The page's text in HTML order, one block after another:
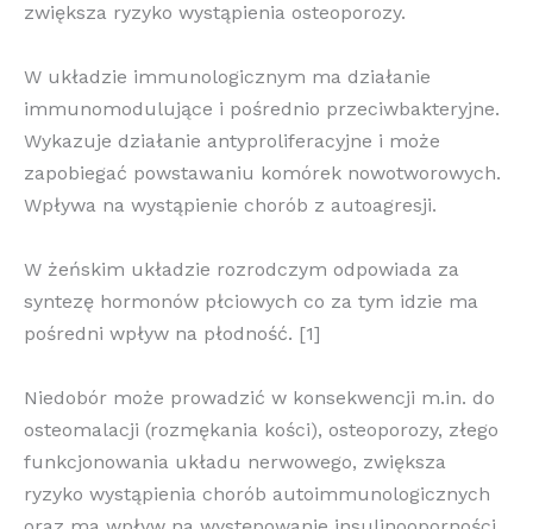
zwiększa ryzyko wystąpienia osteoporozy.
W układzie immunologicznym ma działanie
immunomodulujące i pośrednio przeciwbakteryjne.
Wykazuje działanie antyproliferacyjne i może
zapobiegać powstawaniu komórek nowotworowych.
Wpływa na wystąpienie chorób z autoagresji.
W żeńskim układzie rozrodczym odpowiada za
syntezę hormonów płciowych co za tym idzie ma
pośredni wpływ na płodność. [1]
Niedobór może prowadzić w konsekwencji m.in. do
osteomalacji (rozmękania kości), osteoporozy, złego
funkcjonowania układu nerwowego, zwiększa
ryzyko wystąpienia chorób autoimmunologicznych